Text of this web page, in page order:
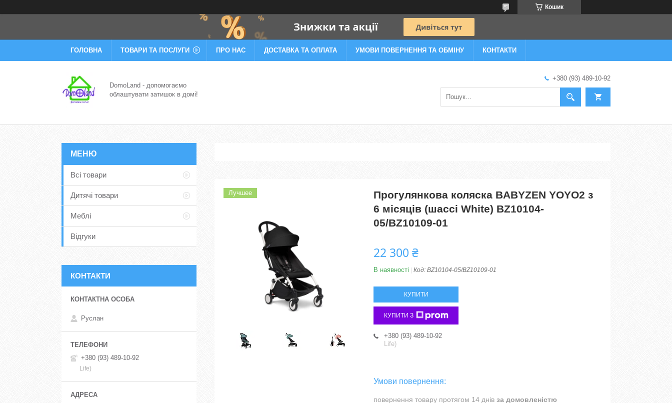
Кошик
ГОЛОВНА ТОВАРИ ТА ПОСЛУГИ ПРО НАС ДОСТАВКА ТА ОПЛАТА УМОВИ ПОВЕРНЕННЯ ТА ОБМІНУ КОНТАКТИ
DomoLand - допомогаємо
облаштувати затишок в домі!
+380 (93) 489-10-92
Лучшее
Прогулянкова коляска BABYZEN YOYO2 з
6 місяців (шассі White) BZ10104-
05/BZ10109-01
22 300 ₴
В наявності Код: BZ10104-05/BZ10109-01
КУПИТИ
КУПИТИ З
+380 (93) 489-10-92
Life)
повернення товару протягом 14 днів за домовленістю
Всі товари
Дитячі товари
Меблі
Відгуки
КОНТАКТИ
Руслан
+380 (93) 489-10-92
Life)